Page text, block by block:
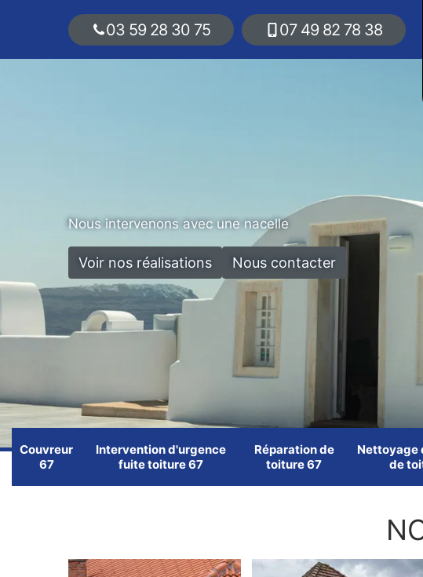
03 59 28 30 75 07 49 82 78 38
Nous intervenons avec une nacelle
Voir nos réalisations Nous contacter
Couvreur
67
Intervention d'urgence
fuite toiture 67
Réparation de
toiture 67
Nettoyage
de